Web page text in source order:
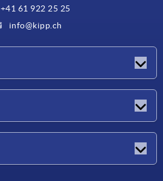
+41 61 922 25 25
info@kipp.ch